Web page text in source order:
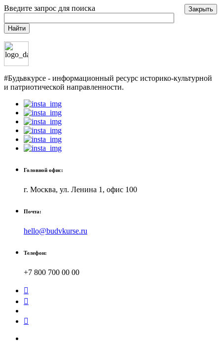
Закрыть
Введите запрос для поиска
Найти
#Будьвкурсе - информационный ресурс историко-культурной
и патриотической направленности.
Головной офис:
г. Москва, ул. Ленина 1, офис 100
Почта:
hello@budvkurse.ru
Телефон:
+7 800 700 00 00